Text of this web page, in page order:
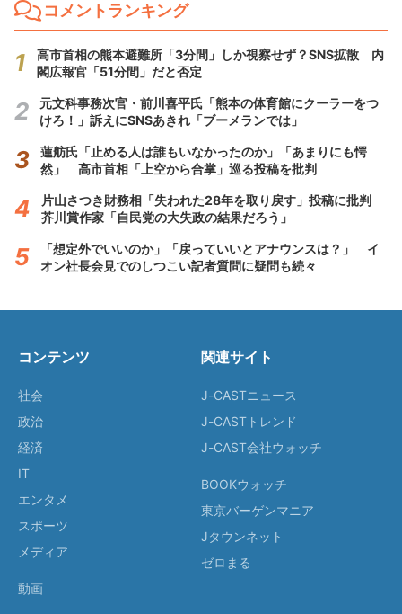
コメントランキング
高市首相の熊本避難所「3分間」しか視察せず？SNS拡散 内
閣広報官「51分間」だと否定
元文科事務次官・前川喜平氏「熊本の体育館にクーラーをつ
けろ！」訴えにSNSあきれ「ブーメランでは」
蓮舫氏「止める人は誰もいなかったのか」「あまりにも愕
然」 高市首相「上空から合掌」巡る投稿を批判
片山さつき財務相「失われた28年を取り戻す」投稿に批判
芥川賞作家「自民党の大失政の結果だろう」
「想定外でいいのか」「戻っていいとアナウンスは？」 イ
オン社長会見でのしつこい記者質問に疑問も続々
コンテンツ
社会
政治
経済
IT
エンタメ
スポーツ
メディア
動画
関連サイト
J-CASTニュース
J-CASTトレンド
J-CAST会社ウォッチ
BOOKウォッチ
東京バーゲンマニア
Jタウンネット
ゼロまる